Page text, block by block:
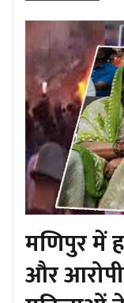
मणिपुर में
और